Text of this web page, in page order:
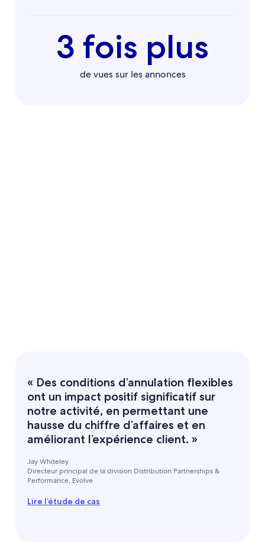
3 fois plus
de vues sur les annonces
« Des conditions d’annulation flexibles
ont un impact positif significatif sur
notre activité, en permettant une
hausse du chiffre d’affaires et en
améliorant l’expérience client. »
Jay Whiteley
Directeur principal de la division Distribution Partnerships &
Performance, Evolve
Lire l’étude de cas